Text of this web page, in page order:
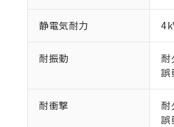
静電気耐力
耐振動
耐
誤
耐衝撃 耐
誤